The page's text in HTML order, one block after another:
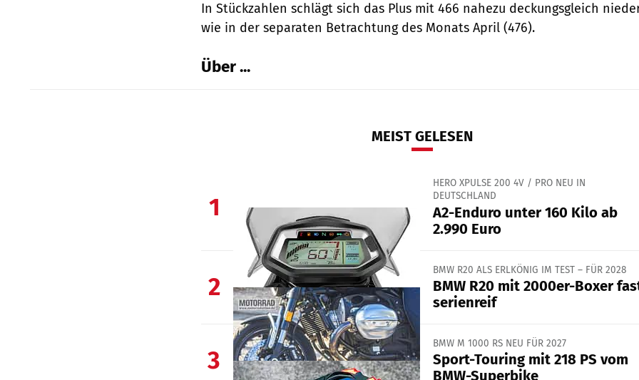
In Stückzahlen schlägt sich das Plus mit 466 nahezu deckungsgleich
wie in der separaten Betrachtung des Monats April (476).
Über ...
MEIST GELESEN
1
HERO XPULSE 200 4V / PRO NEU IN
DEUTSCHLAND
A2-Enduro unter 160 Kilo ab
2.990 Euro
2
BMW R20 ALS ERLKÖNIG IM TEST – FÜR 2028
BMW R20 mit 2000er-Boxer
serienreif
3
BMW M 1000 RS NEU FÜR 2027
Sport-Touring mit 218 PS vom
BMW-Superbike